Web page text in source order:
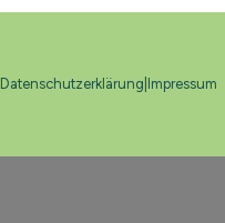
Datenschutzerklärung Impressum